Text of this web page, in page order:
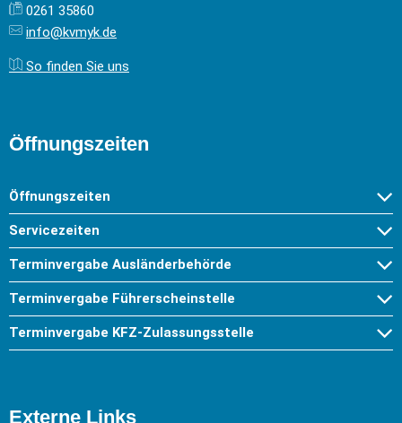
0261 35860
info@kvmyk.de
So finden Sie uns
Öffnungszeiten
Öffnungszeiten
Servicezeiten
Terminvergabe Ausländerbehörde
Terminvergabe Führerscheinstelle
Terminvergabe KFZ-Zulassungsstelle
Externe Links